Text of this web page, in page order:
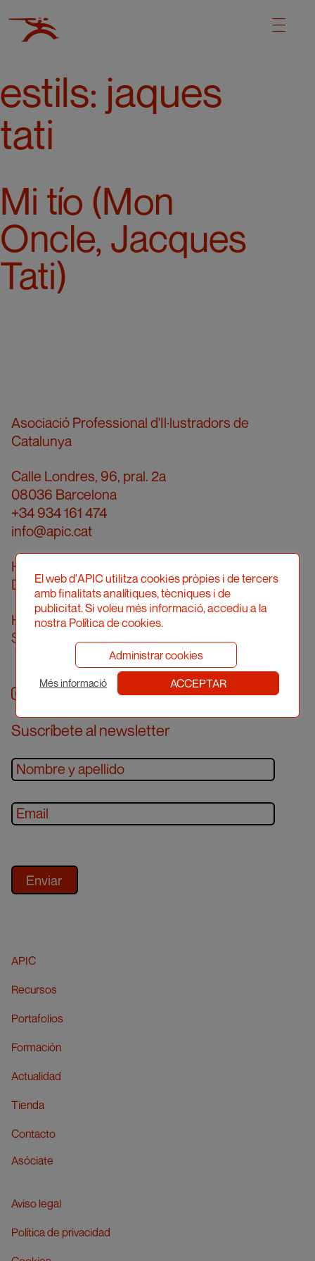
estils: jaques
tati
Mi tío (Mon
Oncle, Jacques
Tati)
Asociació Professional d'Il·lustradors de
Catalunya
Calle Londres, 96, pral. 2a
08036 Barcelona
+34 934 161 474
info@apic.cat
Horario de atención telefónica
De lunes a viernes de 10 a 14 h
Horario de atención presencial
Solicitar cita previa
Instagram
facebook
twitter youtube
Suscríbete al newsletter
APIC
Recursos
Portafolios
Formación
Actualidad
Tienda
Contacto
Asóciate
Aviso legal
Política de privacidad
El web d'APIC utilitza cookies pròpies i de tercers
amb finalitats analítiques, tècniques i de
publicitat. Si voleu més informació, accediu a la
nostra Política de cookies.
Administrar cookies
Més informació ACCEPTAR